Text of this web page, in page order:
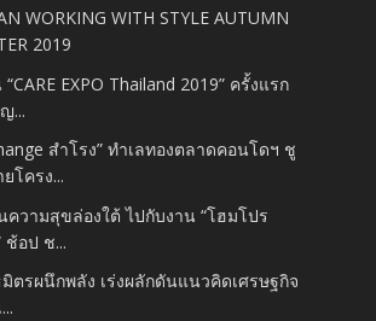
WORKING WITH STYLE AUTUMN
2019
“CARE EXPO Thailand 2019” ครั้งแรก
...
สำโรง” ทำเลทองตลาดคอนโดฯ ชู
โครง...
ความสุขล่องใต้ ไปกับงาน “โฮมโปร
ช้อป ช...
ตรผนึกพลัง เร่งผลักดันแนวคิดเศรษฐกิจ